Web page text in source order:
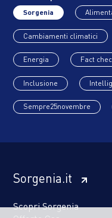
Sorgenia
Cambiamenti climatici
Energia Fact
Inclusione
Sempre25novembre
Sorgenia.it
Scopri Sorgenia